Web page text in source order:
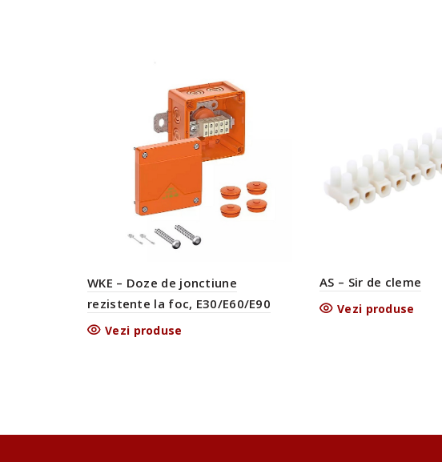
WKE – Doze de jonctiune
rezistente la foc, E30/E60/E90
Vezi produse
AS – Sir de cleme
Vezi produse